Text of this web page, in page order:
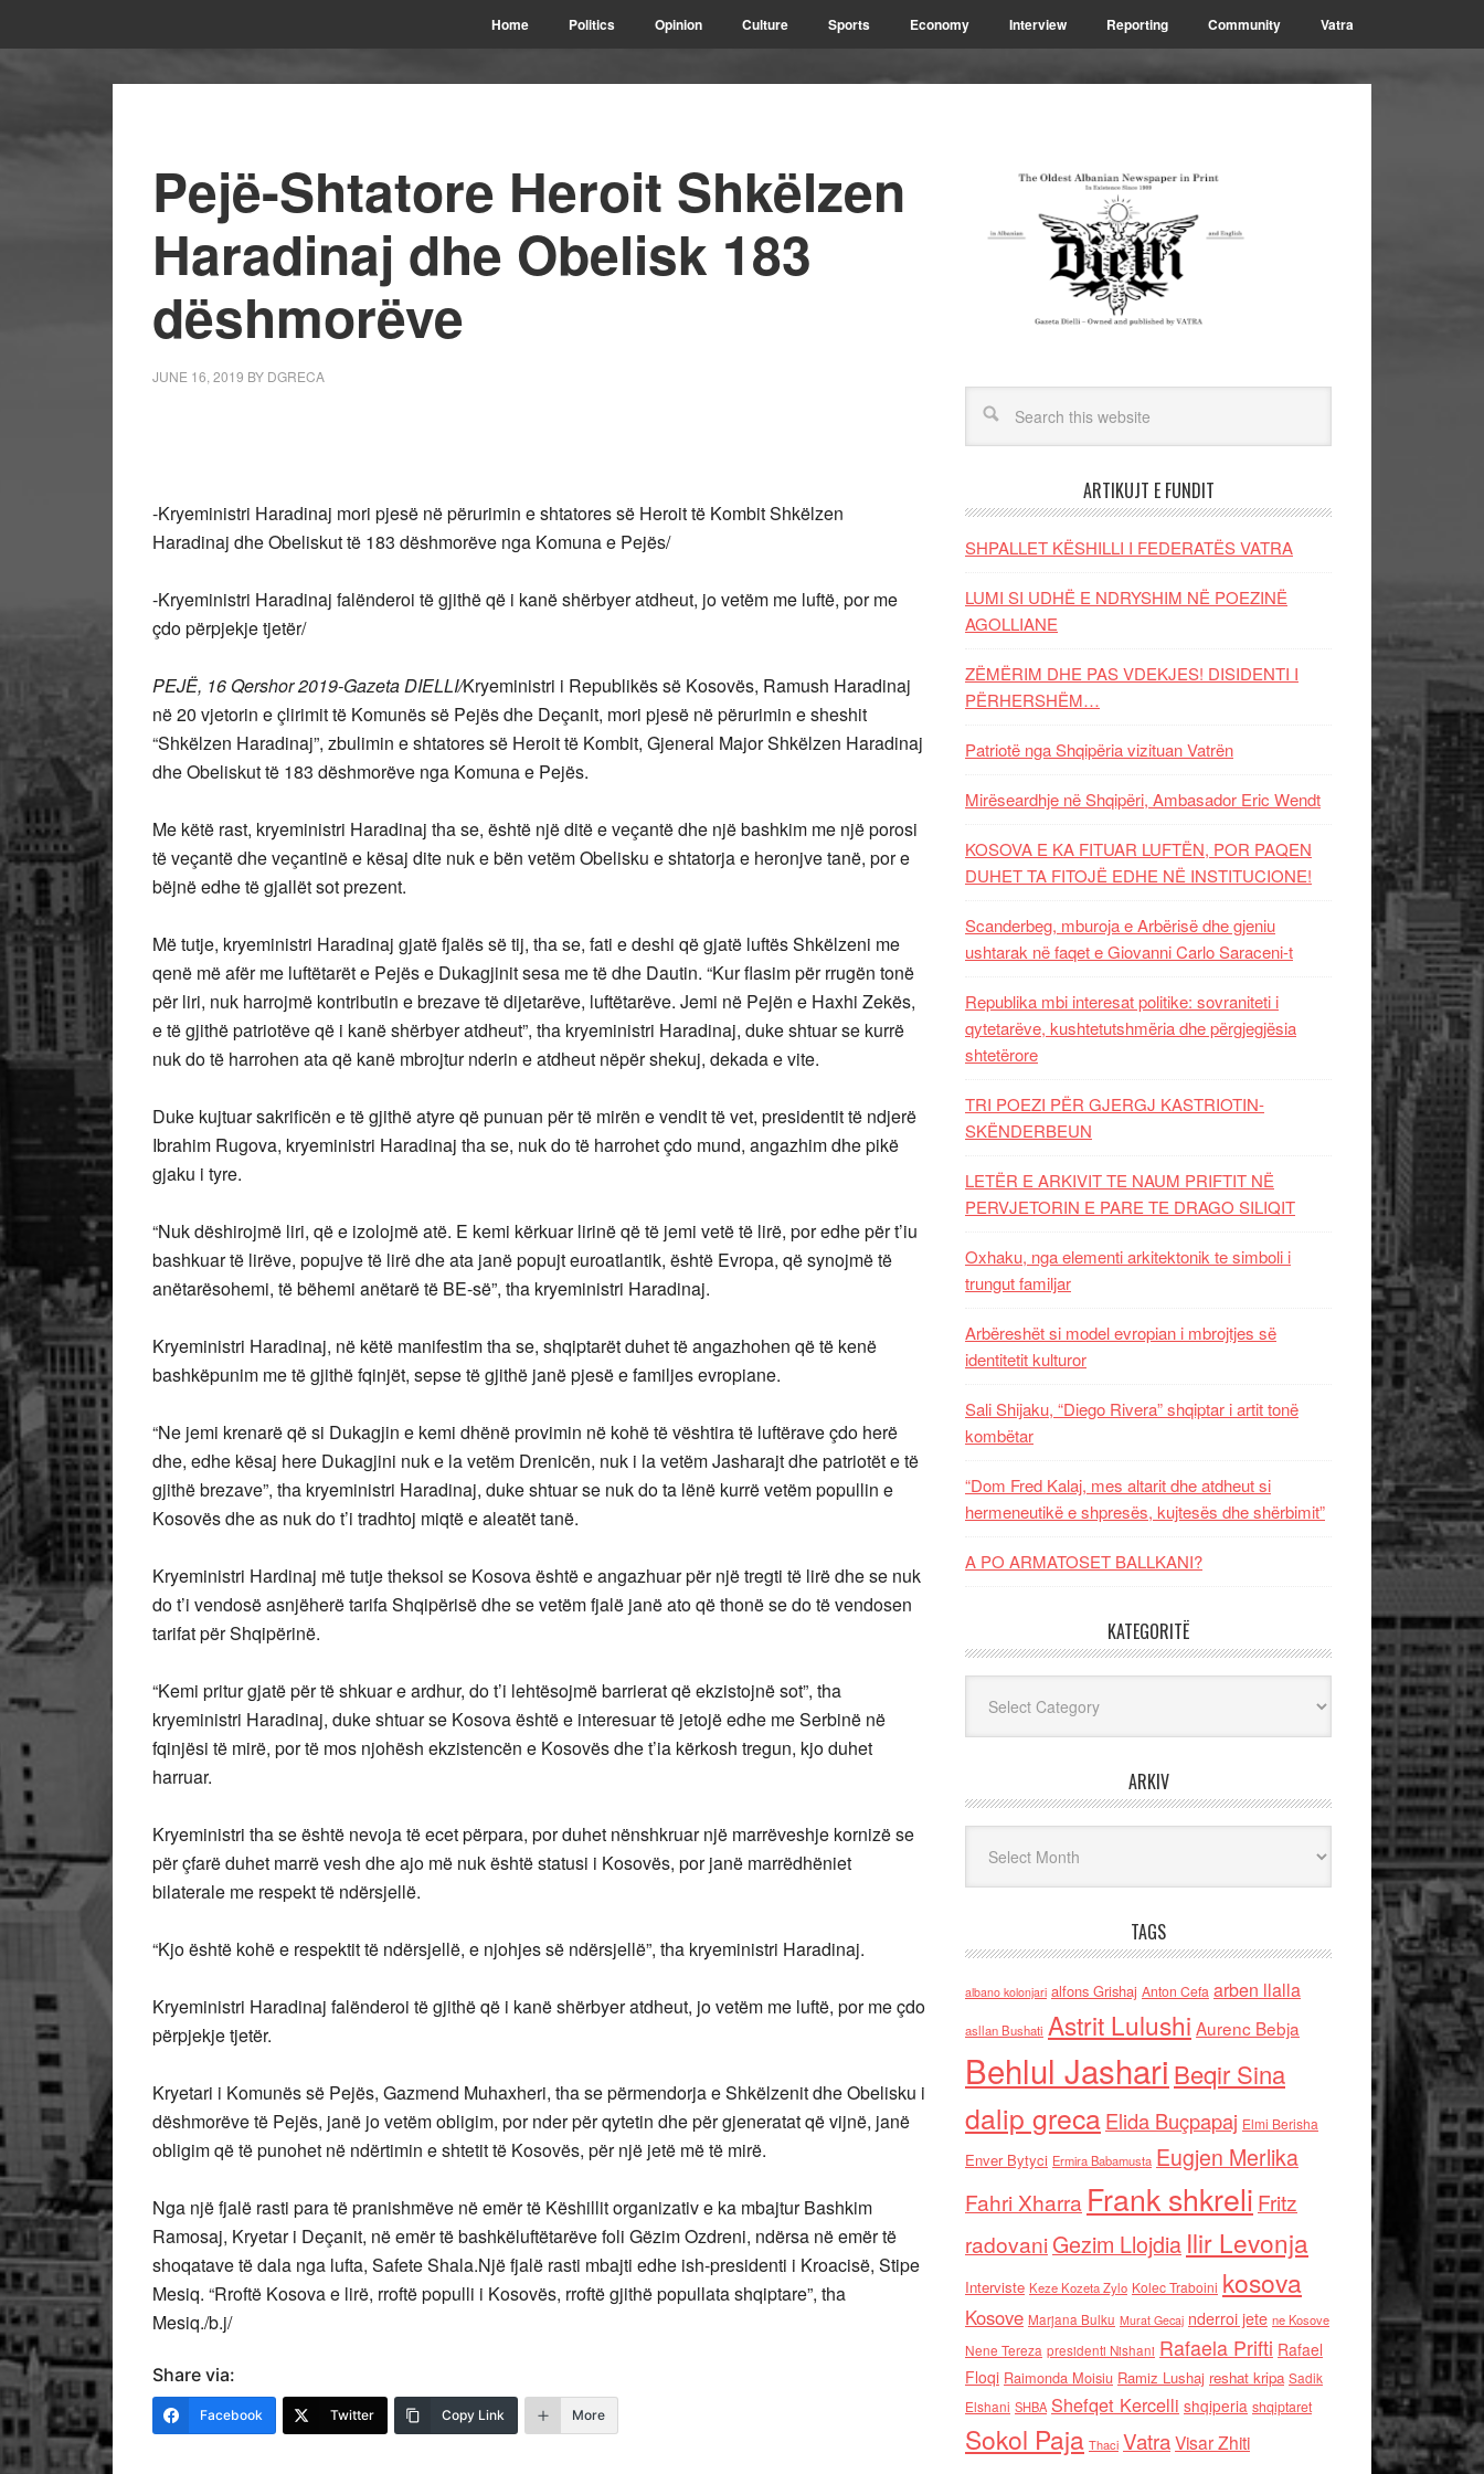
Home Politics Opinion Culture Sports Economy Interview Reporting Community Vatra
Pejë-Shtatore Heroit Shkëlzen
Haradinaj dhe Obelisk 183
dëshmorëve
JUNE 16, 2019 BY DGRECA
-Kryeministri Haradinaj mori pjesë në përurimin e shtatores së Heroit të Kombit Shkëlzen
Haradinaj dhe Obeliskut të 183 dëshmorëve nga Komuna e Pejës/
-Kryeministri Haradinaj falënderoi të gjithë që i kanë shërbyer atdheut, jo vetëm me luftë, por me
çdo përpjekje tjetër/
PEJË, 16 Qershor 2019-Gazeta DIELLI/Kryeministri i Republikës së Kosovës, Ramush Haradinaj
në 20 vjetorin e çlirimit të Komunës së Pejës dhe Deçanit, mori pjesë në përurimin e sheshit
“Shkëlzen Haradinaj”, zbulimin e shtatores së Heroit të Kombit, Gjeneral Major Shkëlzen Haradinaj
dhe Obeliskut të 183 dëshmorëve nga Komuna e Pejës.
Me këtë rast, kryeministri Haradinaj tha se, është një ditë e veçantë dhe një bashkim me një porosi
të veçantë dhe veçantinë e kësaj dite nuk e bën vetëm Obelisku e shtatorja e heronjve tanë, por e
bëjnë edhe të gjallët sot prezent.
Më tutje, kryeministri Haradinaj gjatë fjalës së tij, tha se, fati e deshi që gjatë luftës Shkëlzeni me
qenë më afër me luftëtarët e Pejës e Dukagjinit sesa me të dhe Dautin. “Kur flasim për rrugën tonë
për liri, nuk harrojmë kontributin e brezave të dijetarëve, luftëtarëve. Jemi në Pejën e Haxhi Zekës,
e të gjithë patriotëve që i kanë shërbyer atdheut”, tha kryeministri Haradinaj, duke shtuar se kurrë
nuk do të harrohen ata që kanë mbrojtur nderin e atdheut nëpër shekuj, dekada e vite.
Duke kujtuar sakrificën e të gjithë atyre që punuan për të mirën e vendit të vet, presidentit të ndjerë
Ibrahim Rugova, kryeministri Haradinaj tha se, nuk do të harrohet çdo mund, angazhim dhe pikë
gjaku i tyre.
“Nuk dëshirojmë liri, që e izolojmë atë. E kemi kërkuar lirinë që të jemi vetë të lirë, por edhe për t’iu
bashkuar të lirëve, popujve të lirë dhe ata janë popujt euroatlantik, është Evropa, që synojmë të
anëtarësohemi, të bëhemi anëtarë të BE-së”, tha kryeministri Haradinaj.
Kryeministri Haradinaj, në këtë manifestim tha se, shqiptarët duhet të angazhohen që të kenë
bashkëpunim me të gjithë fqinjët, sepse të gjithë janë pjesë e familjes evropiane.
“Ne jemi krenarë që si Dukagjin e kemi dhënë provimin në kohë të vështira të luftërave çdo herë
dhe, edhe kësaj here Dukagjini nuk e la vetëm Drenicën, nuk i la vetëm Jasharajt dhe patriotët e të
gjithë brezave”, tha kryeministri Haradinaj, duke shtuar se nuk do ta lënë kurrë vetëm popullin e
Kosovës dhe as nuk do t’i tradhtoj miqtë e aleatët tanë.
Kryeministri Hardinaj më tutje theksoi se Kosova është e angazhuar për një tregti të lirë dhe se nuk
do t’i vendosë asnjëherë tarifa Shqipërisë dhe se vetëm fjalë janë ato që thonë se do të vendosen
tarifat për Shqipërinë.
“Kemi pritur gjatë për të shkuar e ardhur, do t’i lehtësojmë barrierat që ekzistojnë sot”, tha
kryeministri Haradinaj, duke shtuar se Kosova është e interesuar të jetojë edhe me Serbinë në
fqinjësi të mirë, por të mos njohësh ekzistencën e Kosovës dhe t’ia kërkosh tregun, kjo duhet
harruar.
Kryeministri tha se është nevoja të ecet përpara, por duhet nënshkruar një marrëveshje kornizë se
për çfarë duhet marrë vesh dhe ajo më nuk është statusi i Kosovës, por janë marrëdhëniet
bilaterale me respekt të ndërsjellë.
“Kjo është kohë e respektit të ndërsjellë, e njohjes së ndërsjellë”, tha kryeministri Haradinaj.
Kryeministri Haradinaj falënderoi të gjithë që i kanë shërbyer atdheut, jo vetëm me luftë, por me çdo
përpjekje tjetër.
Kryetari i Komunës së Pejës, Gazmend Muhaxheri, tha se përmendorja e Shkëlzenit dhe Obelisku i
dëshmorëve të Pejës, janë jo vetëm obligim, por nder për qytetin dhe për gjeneratat që vijnë, janë
obligim që të punohet në ndërtimin e shtetit të Kosovës, për një jetë më të mirë.
Nga një fjalë rasti para të pranishmëve në emër të Këshillit organizativ e ka mbajtur Bashkim
Ramosaj, Kryetar i Deçanit, në emër të bashkëluftëtarëve foli Gëzim Ozdreni, ndërsa në emër të
shoqatave të dala nga lufta, Safete Shala.Një fjalë rasti mbajti edhe ish-presidenti i Kroacisë, Stipe
Mesiq. “Rroftë Kosova e lirë, rroftë populli i Kosovës, rroftë gjithë popullata shqiptare”, tha
Mesiq./b.j/
Share via:
Facebook Twitter Copy Link More
ARTIKUJT E FUNDIT
SHPALLET KËSHILLI I FEDERATËS VATRA
LUMI SI UDHË E NDRYSHIM NË POEZINË
AGOLLIANE
ZËMËRIM DHE PAS VDEKJES! DISIDENTI I
PËRHERSHËM…
Patriotë nga Shqipëria vizituan Vatrën
Mirëseardhje në Shqipëri, Ambasador Eric Wendt
KOSOVA E KA FITUAR LUFTËN, POR PAQEN
DUHET TA FITOJË EDHE NË INSTITUCIONE!
Scanderbeg, mburoja e Arbërisë dhe gjeniu
ushtarak në faqet e Giovanni Carlo Saraceni-t
Republika mbi interesat politike: sovraniteti i
qytetarëve, kushtetutshmëria dhe përgjegjësia
shtetërore
TRI POEZI PËR GJERGJ KASTRIOTIN-
SKËNDERBEUN
LETËR E ARKIVIT TE NAUM PRIFTIT NË
PERVJETORIN E PARE TE DRAGO SILIQIT
Oxhaku, nga elementi arkitektonik te simboli i
trungut familjar
Arbëreshët si model evropian i mbrojtjes së
identitetit kulturor
Sali Shijaku, “Diego Rivera” shqiptar i artit tonë
kombëtar
“Dom Fred Kalaj, mes altarit dhe atdheut si
hermeneutikë e shpresës, kujtesës dhe shërbimit”
A PO ARMATOSET BALLKANI?
KATEGORITË
ARKIV
TAGS
albano kolonjari alfons Grishaj Anton Cefa arben llalla
asllan Bushati Astrit Lulushi Aurenc Bebja
Behlul Jashari Beqir Sina
dalip grecaElida Buçpapaj Elmi Berisha
Enver Bytyci Ermira Babamusta Eugjen Merlika
Fahri Xharra Frank shkreli Fritz
radovaniGezim Llojdia Ilir Levonja
Interviste Keze Kozeta Zylo Kolec Traboini kosova
Kosove Marjana Bulku Murat Gecaj nderroi jete ne Kosove
Nene Tereza presidenti Nishani Rafaela Prifti Rafael
Floqi Raimonda Moisiu Ramiz Lushaj reshat kripa Sadik
Elshani SHBA Shefqet Kercelli shqiperia shqiptaret
Sokol Paja Thaci VatraVisar Zhiti